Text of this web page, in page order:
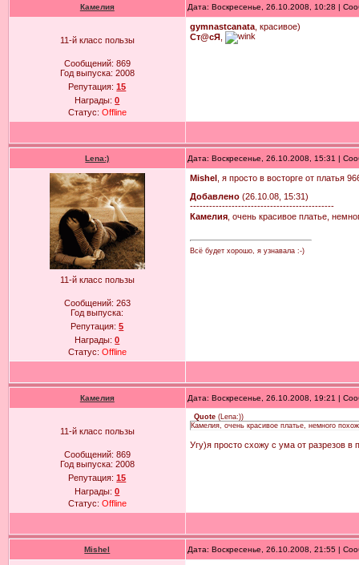
Камелия Дата: Воскресенье, 26.10.2008, 10:28 |
11-й класс пользы
Сообщений: 869
Год выпуска: 2008
Репутация:15
Награды:0
Статус: Offline
gymnastcanata, красивое)
Ст@cЯ
Lena:) Дата: Воскресенье, 26.10.2008, 15:31 |
11-й класс пользы
Сообщений: 263
Год выпуска:
Репутация:5
Награды:0
Статус: Offline
Mishel , я просто в восторге от платья
Добавлено(26.10.08, 15:31)
---------------------------------------------
Камелия, очень красивое платье,
Всё будет хорошо, я узнавала :-)
Камелия Дата: Воскресенье, 26.10.2008, 19:21 |
11-й класс пользы
Сообщений: 869
Год выпуска: 2008
Репутация:15
Награды:0
Статус: Offline
Quote(Lena:))
Камелия, очень красивое платье, немного
Угу)я просто схожу с ума от разрезов
Mishel Дата: Воскресенье, 26.10.2008, 21:55 |